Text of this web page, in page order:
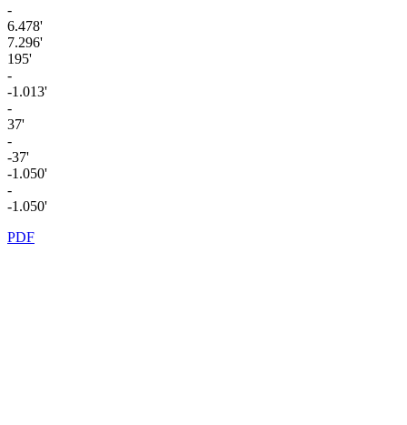
-
6.478'
7.296'
195'
-
-1.013'
-
37'
-
-37'
-1.050'
-
-1.050'
PDF